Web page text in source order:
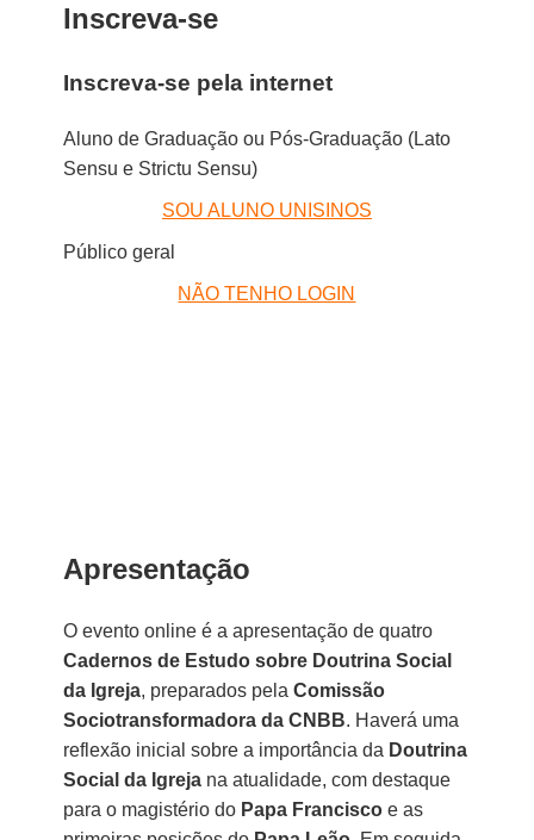
Inscreva-se
Inscreva-se pela internet
Aluno de Graduação ou Pós-Graduação (Lato
Sensu e Strictu Sensu)
SOU ALUNO UNISINOS
Público geral
NÃO TENHO LOGIN
Apresentação
O evento online é a apresentação de quatro
Cadernos de Estudo sobre Doutrina Social
da Igreja, preparados pela Comissão
Sociotransformadora da CNBB. Haverá uma
reflexão inicial sobre a importância da Doutrina
Social da Igrejana atualidade, com destaque
para o magistério do Papa Franciscoe as